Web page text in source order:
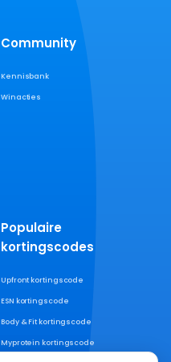
Community
Kennisbank
Winacties
Populaire
kortingscodes
Upfront kortingscode
ESN kortingscode
Body & Fit kortingscode
Myprotein kortingscode